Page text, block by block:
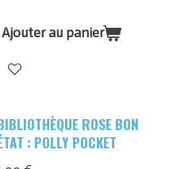
Ajouter au panier
ROSE BON
: POLLY POCKET